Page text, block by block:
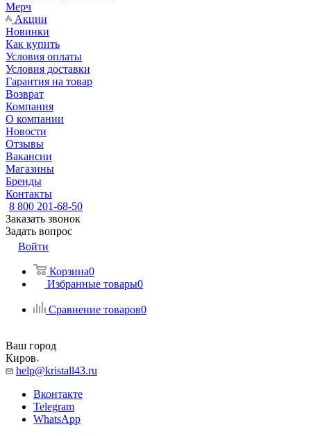
Мерч
Акции
Новинки
Как купить
Условия оплаты
Условия доставки
Гарантия на товар
Возврат
Компания
О компании
Новости
Отзывы
Вакансии
Магазины
Бренды
Контакты
8 800 201-68-50
Заказать звонок
Задать вопрос
Войти
Корзина0
Избранные товары0
Сравнение товаров0
Ваш город
Киров
help@kristall43.ru
Вконтакте
Telegram
WhatsApp